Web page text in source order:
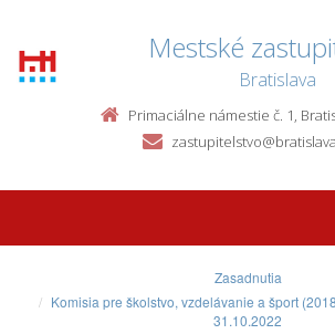
Mestské
Bratislava
Primaciálne námestie č. 1,
Zasadnutia
Komisia pre školstvo, vzdelávanie a šport
31.10.2022